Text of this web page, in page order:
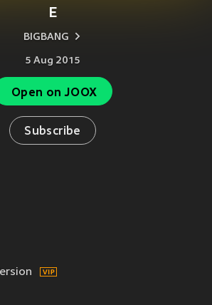
E
BIGBANG
5 Aug 2015
Open on JOOX
Subscribe